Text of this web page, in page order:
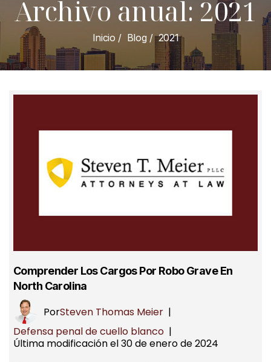
Archivo anual: 2021
Inicio / Blog /2021
Comprender Los Cargos Por Robo Grave En
North Carolina
PorSteven Thomas Meier |
Defensa penal de cuello blanco |
Última modificación el 30 de enero de 2024